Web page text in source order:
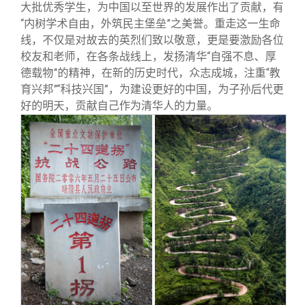
大批优秀学生，为中国以至世界的发展作出了贡献，有
“内树学术自由，外筑民主堡垒”之美誉。重走这一生命
线，不仅是对故去的英烈们致以敬意，更是要激励各位
校友和老师，在各条战线上，发扬清华“自强不息、厚
德载物”的精神，在新的历史时代，众志成城，注重“教
育兴邦”“科技兴国”，为建设更好的中国，为子孙后代更
好的明天，贡献自己作为清华人的力量。